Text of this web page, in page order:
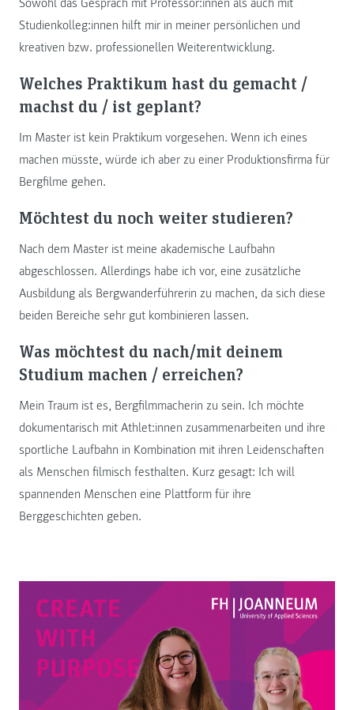
Sowohl das Gespräch mit Professor:innen als auch mit
Studienkolleg:innen hilft mir in meiner persönlichen und
kreativen bzw. professionellen Weiterentwicklung.
Welches Praktikum hast du gemacht /
machst du / ist geplant?
Im Master ist kein Praktikum vorgesehen. Wenn ich eines
machen müsste, würde ich aber zu einer Produktionsfirma für
Bergfilme gehen.
Möchtest du noch weiter studieren?
Nach dem Master ist meine akademische Laufbahn
abgeschlossen. Allerdings habe ich vor, eine zusätzliche
Ausbildung als Bergwanderführerin zu machen, da sich diese
beiden Bereiche sehr gut kombinieren lassen.
Was möchtest du nach/mit deinem
Studium machen / erreichen?
Mein Traum ist es, Bergfilmmacherin zu sein. Ich möchte
dokumentarisch mit Athlet:innen zusammenarbeiten und ihre
sportliche Laufbahn in Kombination mit ihren Leidenschaften
als Menschen filmisch festhalten. Kurz gesagt: Ich will
spannenden Menschen eine Plattform für ihre
Berggeschichten geben.